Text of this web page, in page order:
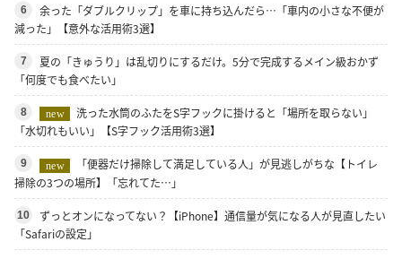
6
余った「ダブルクリップ」を車に持ち込んだら…「車内の小さな不便が
減った」【意外な活用術3選】
7
夏の「きゅうり」は乱切りにするだけ。5分で完成するメイン級おかず
「何度でも食べたい」
8 new
洗った水筒のふたをS字フックに掛けると「場所を取らない」
「水切れもいい」【S字フック活用術3選】
9 new
「便器だけ掃除して満足している人」が見逃しがちな【トイレ
掃除の3つの場所】「忘れてた…」
10
ずっとオンになってない？【iPhone】通信量が気になる人が見直したい
「Safariの設定」